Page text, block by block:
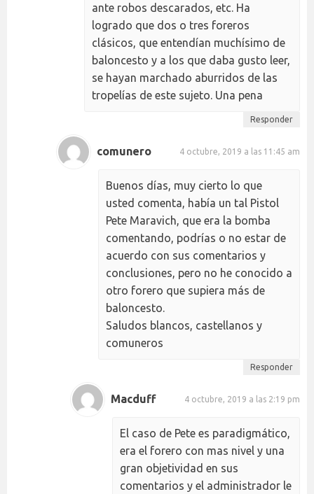
ante robos descarados, etc. Ha
logrado que dos o tres foreros
clásicos, que entendían muchísimo de
baloncesto y a los que daba gusto leer,
se hayan marchado aburridos de las
tropelías de este sujeto. Una pena
Responder
comunero 4 octubre, 2019 a las 11:45 am
Buenos días, muy cierto lo que
usted comenta, había un tal Pistol
Pete Maravich, que era la bomba
comentando, podrías o no estar de
acuerdo con sus comentarios y
conclusiones, pero no he conocido a
otro forero que supiera más de
baloncesto.
Saludos blancos, castellanos y
comuneros
Responder
Macduff 4 octubre, 2019 a las 2:19 pm
El caso de Pete es paradigmático,
era el forero con mas nivel y una
gran objetividad en sus
comentarios y el administrador le